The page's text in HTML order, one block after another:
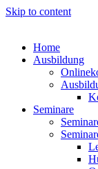
Skip to content
Home
Ausbildung
Seminare